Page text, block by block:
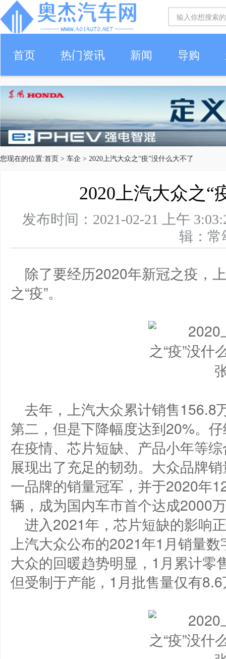
首页 热门资讯 新闻 导购
您现在的位置:首页 > 车企 > 2020上汽大众之“疫”没什么大不了
2020上汽大众之“
发布时间：2021-02-21 上午
辑：
除了要经历2020年新冠之疫，
之“疫”。
去年，上汽大众累计销售156.8
第二，但是下降幅度达到20%。
在疫情、芯片短缺、产品小年等
展现出了充足的韧劲。大众品牌
一品牌的销量冠军，并于2020年
辆，成为国内车市首个达成2000
进入2021年，芯片短缺的影响
上汽大众公布的2021年1月销量
大众的回暖趋势明显，1月累计
但受制于产能，1月批售量仅有